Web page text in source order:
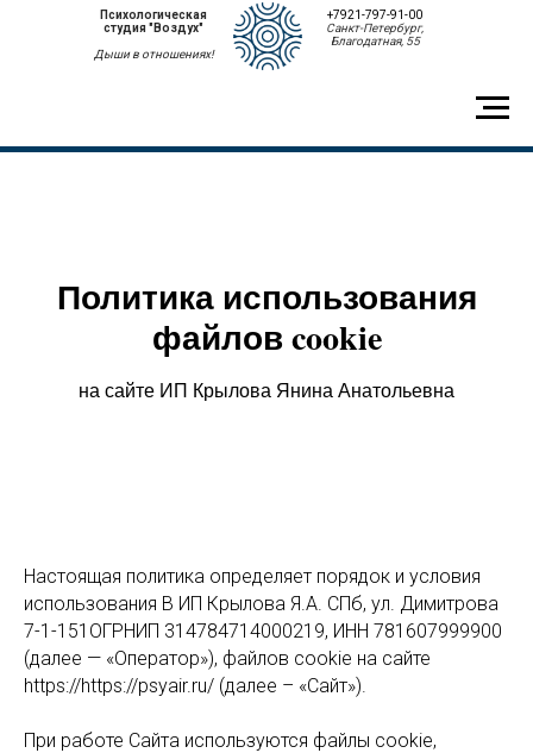
Психологическая
студия "Воздух"
Дыши в отношениях!
+7921-797-91-00
Санкт-Петербург,
Благодатная, 55
Политика использования
файлов cookie
на сайте ИП Крылова Янина Анатольевна
Настоящая политика определяет порядок и условия
использования В ИП Крылова Я.А. СПб, ул. Димитрова
7-1-151ОГРНИП 314784714000219, ИНН 781607999900
(далее — «Оператор»), файлов cookie на сайте
https://https://psyair.ru/ (далее – «Сайт»).
При работе Сайта используются файлы cookie,